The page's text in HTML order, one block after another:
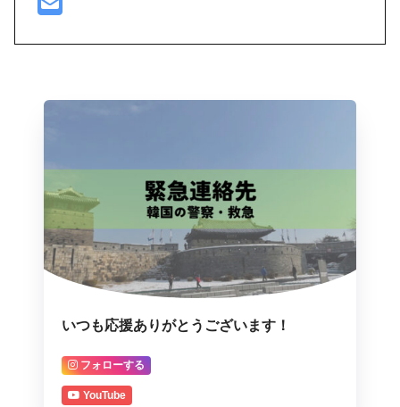
いつも応援ありがとうございます！
フォローする
YouTube